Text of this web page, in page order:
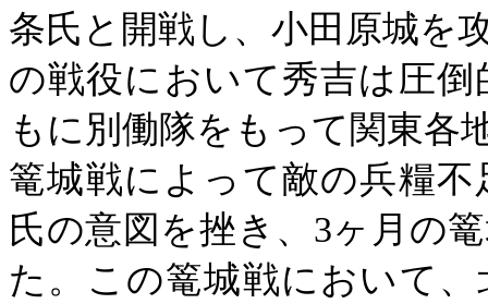
条氏と開戦し、小田原城を
の戦役において秀吉は圧
もに別働隊をもって関東各
篭城戦によって敵の兵糧
氏の意図を挫き、 3ヶ月の
た。この篭城戦において